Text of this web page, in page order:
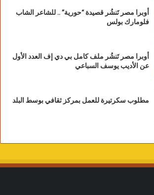
أوبرا مصر تَنشُر قصيدة “حورية” .. للشاعر الشاب
فلومارك بولس
أوبرا مصر تَنشُر ملف كامل بي دي إف العدد الأول
عن الأديب يوسف السباعي
مطلوب سكرتيرة للعمل بمركز ثقافي بوسط البلد